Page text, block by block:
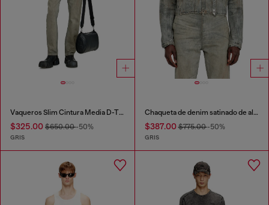
Vaqueros Slim Cintura Media D-THANOR
$325.00 $650.00-50%
GRIS
Chaqueta de denim satinado de algodón y cáñamo
$387.00$775.00-50%
GRIS